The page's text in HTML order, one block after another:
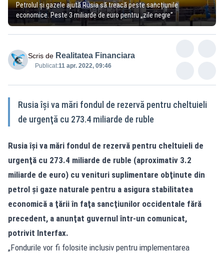
Petrolul și gazele ajută Rusia să treacă peste sancțiunile
economice. Peste 3 miliarde de euro pentru „zile negre”
Scris de Realitatea Financiara
Publicat:11 apr. 2022, 09:46
Rusia îşi va mări fondul de rezervă pentru cheltuieli
de urgenţă cu 273.4 miliarde de ruble
Rusia îşi va mări fondul de rezervă pentru cheltuieli de
urgenţă cu 273.4 miliarde de ruble (aproximativ 3.2
miliarde de euro) cu venituri suplimentare obţinute din
petrol şi gaze naturale pentru a asigura stabilitatea
economică a ţării în faţa sancţiunilor occidentale fără
precedent, a anunţat guvernul într-un comunicat,
potrivit Interfax.
„Fondurile vor fi folosite inclusiv pentru implementarea